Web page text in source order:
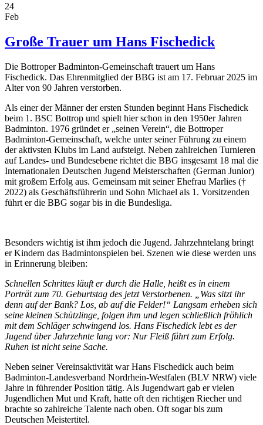
24
Feb
Große Trauer um Hans Fischedick
Die Bottroper Badminton-Gemeinschaft trauert um Hans
Fischedick. Das Ehrenmitglied der BBG ist am 17. Februar 2025 im
Alter von 90 Jahren verstorben.
Als einer der Männer der ersten Stunden beginnt Hans Fischedick
beim 1. BSC Bottrop und spielt hier schon in den 1950er Jahren
Badminton. 1976 gründet er „seinen Verein“, die Bottroper
Badminton-Gemeinschaft, welche unter seiner Führung zu einem
der aktivsten Klubs im Land aufsteigt. Neben zahlreichen Turnieren
auf Landes- und Bundesebene richtet die BBG insgesamt 18 mal die
Internationalen Deutschen Jugend Meisterschaften (German Junior)
mit großem Erfolg aus. Gemeinsam mit seiner Ehefrau Marlies (†
2022) als Geschäftsführerin und Sohn Michael als 1. Vorsitzenden
führt er die BBG sogar bis in die Bundesliga.
Besonders wichtig ist ihm jedoch die Jugend. Jahrzehntelang bringt
er Kindern das Badmintonspielen bei. Szenen wie diese werden uns
in Erinnerung bleiben:
Schnellen Schrittes läuft er durch die Halle, heißt es in einem
Porträt zum 70. Geburtstag des jetzt Verstorbenen. „Was sitzt ihr
denn auf der Bank? Los, ab auf die Felder!“ Langsam erheben sich
seine kleinen Schützlinge, folgen ihm und legen schließlich fröhlich
mit dem Schläger schwingend los. Hans Fischedick lebt es der
Jugend über Jahrzehnte lang vor: Nur Fleiß führt zum Erfolg.
Ruhen ist nicht seine Sache.
Neben seiner Vereinsaktivität war Hans Fischedick auch beim
Badminton-Landesverband Nordrhein-Westfalen (BLV NRW) viele
Jahre in führender Position tätig. Als Jugendwart gab er vielen
Jugendlichen Mut und Kraft, hatte oft den richtigen Riecher und
brachte so zahlreiche Talente nach oben. Oft sogar bis zum
Deutschen Meistertitel.